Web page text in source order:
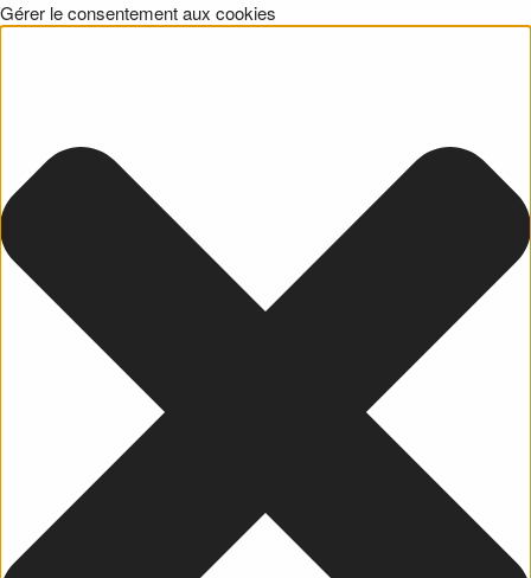
Gérer le consentement aux cookies